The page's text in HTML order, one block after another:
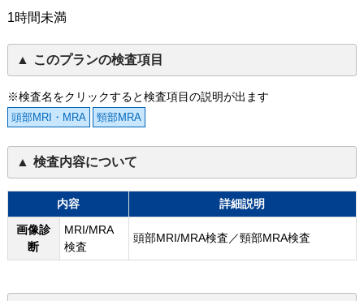
1時間未満
このプランの検査項目
※検査名をクリックすると検査項目の説明が出ます
頭部MRI・MRA 頸部MRA
検査内容について
内容
詳細説明
画像診
断
MRI/MRA
検査
頭部MRI/MRA検査／頸部MRA検査